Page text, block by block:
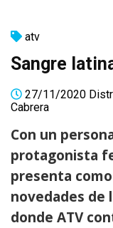
atv
Sangre
27/11/2020
Cabrera
Con un
protagonista
presenta
novedades de
donde ATV